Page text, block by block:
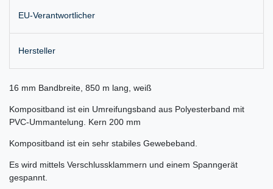
EU-Verantwortlicher
Hersteller
16 mm Bandbreite, 850 m lang, weiß
Kompositband ist ein Umreifungsband aus Polyesterband mit
PVC-Ummantelung. Kern 200 mm
Kompositband ist ein sehr stabiles Gewebeband.
Es wird mittels Verschlussklammern und einem Spanngerät
gespannt.